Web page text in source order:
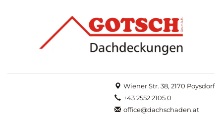
Wiener Str. 38, 2170 Poysdorf
+43 2552 2105 0
office@dachschaden.at